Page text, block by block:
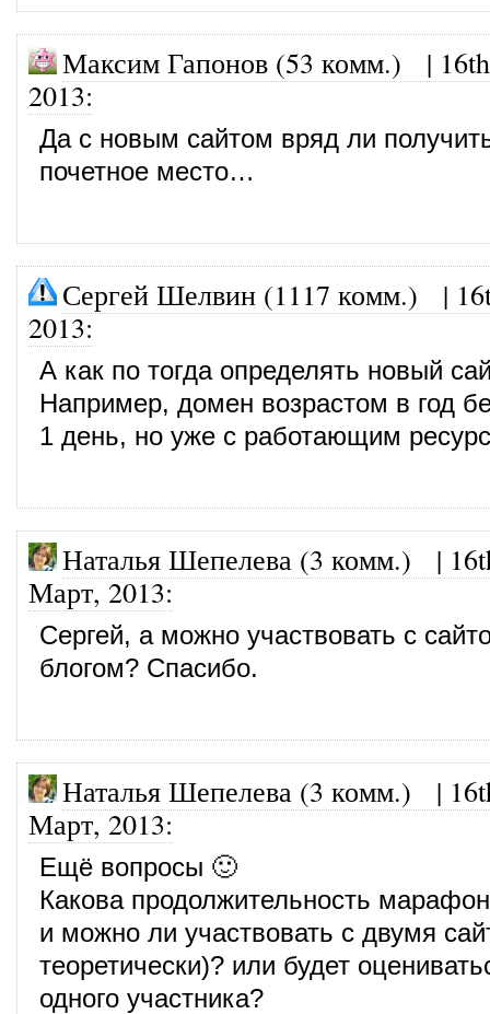
Максим Гапонов (53 комм.) |
2013:
Да с новым сайтом вряд ли
почетное место…
Сергей Шелвин (1117 комм.) |
2013:
А как по тогда определять новый
Например, домен возрастом в год
1 день, но уже с работающим
Наталья Шепелева (3 комм.) |
Март, 2013:
Сергей, а можно участвовать с
блогом? Спасибо.
Наталья Шепелева (3 комм.) |
Март, 2013:
Ещё вопросы 🙂
Какова продолжительность
и можно ли участвовать с двумя
теоретически)? или будет
одного участника?